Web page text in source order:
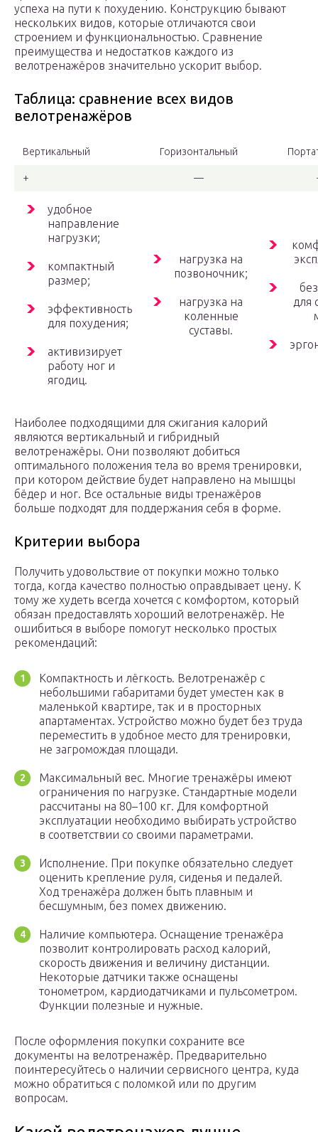
успеха на пути к похудению. Конструкцию бывают
нескольких видов, которые отличаются свои
строением и функциональностью. Сравнение
преимущества и недостатков каждого из
велотренажёров значительно ускорит выбор.
Таблица: сравнение всех видов
велотренажёров
Вертикальный Горизонтальный
+ —
удобное
направление
нагрузки;
компактный
размер;
эффективность
для похудения;
активизирует
работу ног и
ягодиц.
нагрузка на
позвоночник;
нагрузка на
коленные
суставы.
для
Наиболее подходящими для сжигания калорий
являются вертикальный и гибридный
велотренажёры. Они позволяют добиться
оптимального положения тела во время тренировки,
при котором действие будет направлено на мышцы
бёдер и ног. Все остальные виды тренажёров
больше подходят для поддержания себя в форме.
Критерии выбора
Получить удовольствие от покупки можно только
тогда, когда качество полностью оправдывает цену. К
тому же худеть всегда хочется с комфортом, который
обязан предоставлять хороший велотренажёр. Не
ошибиться в выборе помогут несколько простых
рекомендаций:
Компактность и лёгкость. Велотренажёр с
небольшими габаритами будет уместен как в
маленькой квартире, так и в просторных
апартаментах. Устройство можно будет без труда
переместить в удобное место для тренировки,
не загромождая площади.
Максимальный вес. Многие тренажёры имеют
ограничения по нагрузке. Стандартные модели
рассчитаны на 80–100 кг. Для комфортной
эксплуатации необходимо выбирать устройство
в соответствии со своими параметрами.
Исполнение. При покупке обязательно следует
оценить крепление руля, сиденья и педалей.
Ход тренажёра должен быть плавным и
бесшумным, без помех движению.
Наличие компьютера. Оснащение тренажёра
позволит контролировать расход калорий,
скорость движения и величину дистанции.
Некоторые датчики также оснащены
тонометром, кардиодатчиками и пульсометром.
Функции полезные и нужные.
После оформления покупки сохраните все
документы на велотренажёр. Предварительно
поинтересуйтесь о наличии сервисного центра, куда
можно обратиться с поломкой или по другим
вопросам.